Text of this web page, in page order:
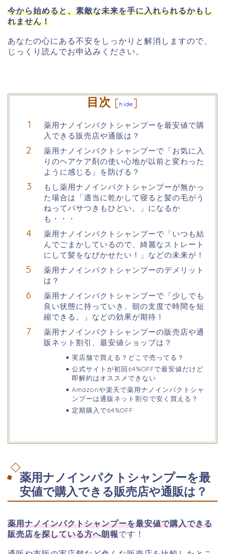
今から始めると、素敵な未来を手に入れられるかもし
れません！
あなたの心にある不安をしっかりと解消しますので、
じっくり読んでお申込みください。
目次 [hide]
薬用ナノインパクトシャンプーを最安値で購
入できる販売店や通販は？
薬用ナノインパクトシャンプーで「お気に入
りのヘアケア剤の使い心地が以前と変わった
ように感じる」を防げる？
もし薬用ナノインパクトシャンプーが無かっ
た場合は「適当に乾かして寝ると髪の毛がう
ねってパサつきもひどい。」になるか
も・・・
薬用ナノインパクトシャンプーで「いつも結
んでごまかしているので、綺麗なストレート
にして髪をなびかせたい！」などの未来が！
薬用ナノインパクトシャンプーのデメリット
は？
薬用ナノインパクトシャンプーで「少しでも
良い状態に持っていき、朝の支度で時間を短
縮できる。」などの効果が期待！
薬用ナノインパクトシャンプーの販売店や通
販ネット割引、最安値ショップは？
実店舗で買える？どこで売ってる？
公式サイトが初回64%OFFで最安値だけど
即解約はオススメできない
Amazonや楽天で薬用ナノインパクトシャ
ンプーは通販ネット割引で安く買える？
定期購入で64%OFF
薬用ナノインパクトシャンプーを最
安値で購入できる販売店や通販は？
薬用ナノインパクトシャンプーを最安値で購入できる
販売店を探している方へ朗報です！